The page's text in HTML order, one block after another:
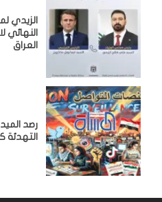
النهائي
العراق
رصد
التهدئة